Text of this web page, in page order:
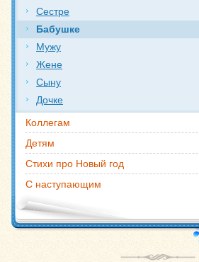
Сестре
Бабушке
Мужу
Жене
Сыну
Дочке
Коллегам
Детям
Стихи про Новый год
С наступающим